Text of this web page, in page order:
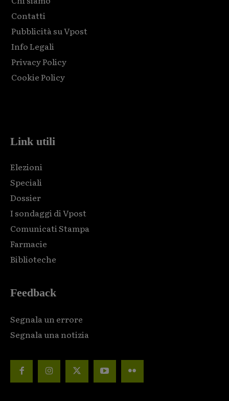
Contatti
Pubblicità su Vpost
Info Legali
Privacy Policy
Cookie Policy
Link utili
Elezioni
Speciali
Dossier
I sondaggi di Vpost
Comunicati Stampa
Farmacie
Biblioteche
Feedback
Segnala un errore
Segnala una notizia